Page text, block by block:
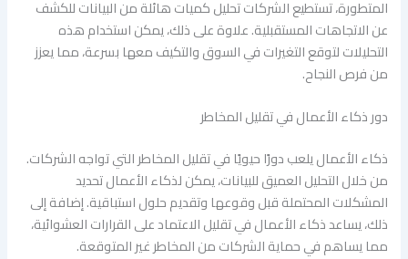
المتطورة، تستطيع الشركات تحليل كميات هائلة من البيانات للكشف
عن الاتجاهات المستقبلية. علاوة على ذلك، يمكن استخدام هذه
التحليلات لتوقع التغيرات في السوق والتكيف معها بسرعة، مما يعزز
من فرص النجاح.
دور ذكاء الأعمال في تقليل المخاطر
ذكاء الأعمال يلعب دورًا حيويًا في تقليل المخاطر التي تواجه الشركات.
من خلال التحليل العميق للبيانات، يمكن لذكاء الأعمال تحديد
المشكلات المحتملة قبل وقوعها وتقديم حلول استباقية. إضافة إلى
ذلك، يساعد ذكاء الأعمال في تقليل الاعتماد على القرارات العشوائية،
مما يساهم في حماية الشركات من المخاطر غير المتوقعة.